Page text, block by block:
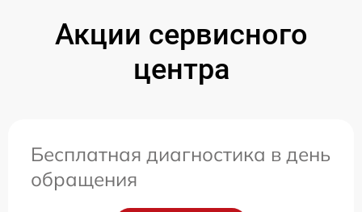
Акции сервисного
центра
Бесплатная диагностика в день
обращения